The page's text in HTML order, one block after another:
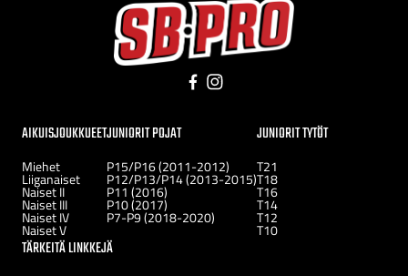
Facebook
AIKUISJOUKKUEET
Miehet
Liiganaiset
Naiset II
Naiset III
Naiset IV
Naiset V
JUNIORIT POJAT
P15/P16 (2011-2012)
P12/P13/P14 (2013-2015)
P11 (2016)
P10 (2017)
P7-P9 (2018-2020)
JUNIORIT TYTÖT
T21
T18
T16
T14
T12
T10
TÄRKEITÄ LINKKEJÄ